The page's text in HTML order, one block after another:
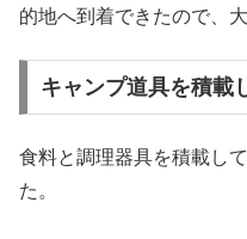
的地へ到着できたので、
キャンプ道具を積載
食料と調理器具を積載し
た。